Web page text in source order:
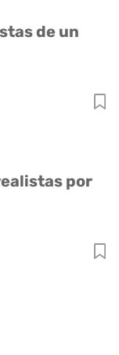
de un
por